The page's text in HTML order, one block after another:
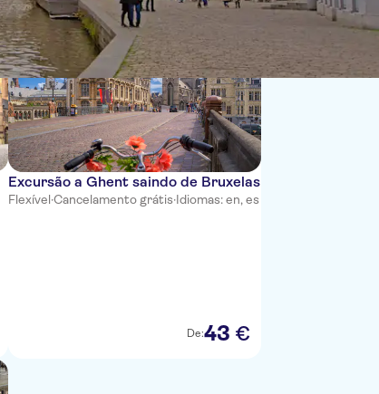
Excursão a Ghent saindo de Bruxelas
Flexível·Cancelamento grátis·Idiomas: en, es
De:43 €